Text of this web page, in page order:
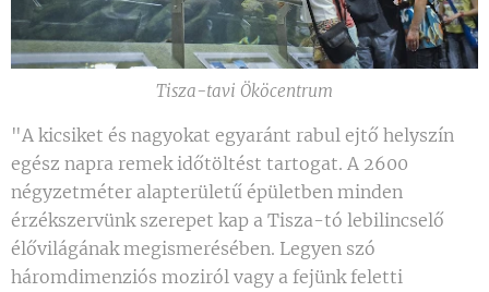
Tisza-tavi Ököcentrum
"A kicsiket és nagyokat egyaránt rabul ejtő helyszín
egész napra remek időtöltést tartogat. A 2600
négyzetméter alapterületű épületben minden
érzékszervünk szerepet kap a Tisza-tó lebilincselő
élővilágának megismerésében. Legyen szó
háromdimenziós moziról vagy a fejünk feletti